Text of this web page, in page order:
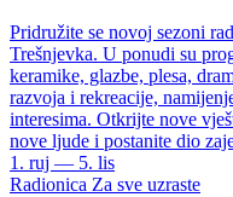
Pridružite se novoj sezoni
Trešnjevka. U ponudi su
keramike, glazbe, plesa,
razvoja i rekreacije,
interesima. Otkrijte nove
nove ljude i postanite dio
1. ruj — 5. lis
Radionica Za sve uzraste